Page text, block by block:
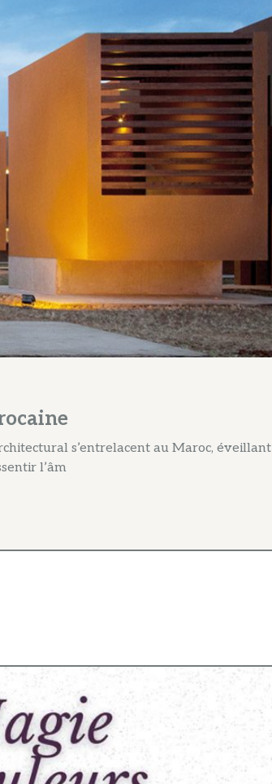
s’entrelacent au Maroc, éveillant
l’âm